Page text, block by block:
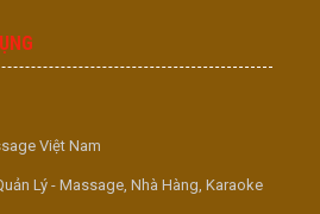
Việt Nam
Lý - Massage, Nhà Hàng, Karaoke